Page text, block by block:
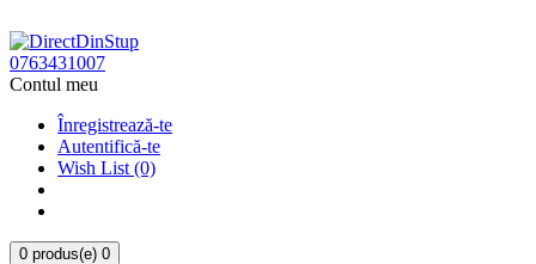
0763431007
Contul meu
Înregistrează-te
Autentifică-te
Wish List (0)
0 produs(e) 0